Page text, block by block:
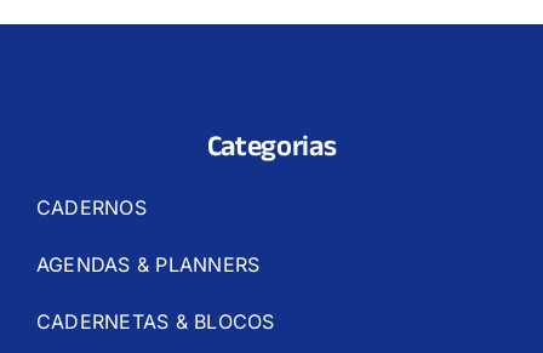
Categorias
CADERNOS
AGENDAS & PLANNERS
CADERNETAS & BLOCOS